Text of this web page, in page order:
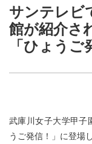
サンテレビ
館が紹介さ
「ひょうご
武庫川女子大学甲子
うご発信！」に登場